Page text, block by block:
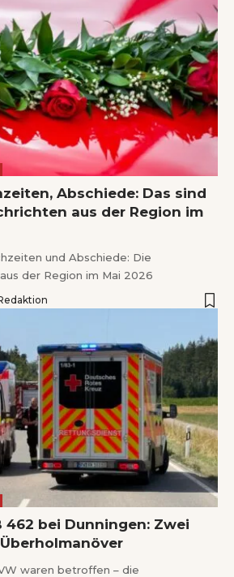
Abschiede: Das sind
aus der Region im
und Abschiede: Die
der Region im Mai 2026
462 bei Dunningen: Zwei
waren betroffen – die